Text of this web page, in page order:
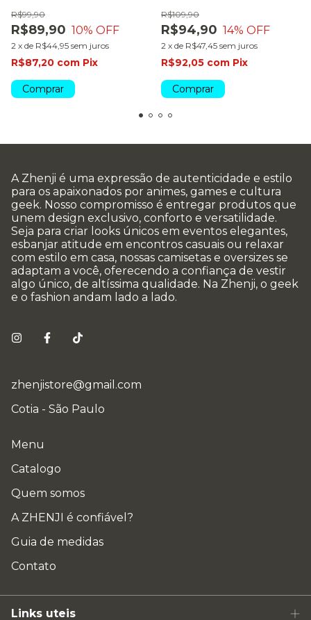
R$89,90
R$99,90
10% OFF
2 x de R$44,95 sem juros
R$87,20 com Pix
Comprar
R$94,90
R$109,90
14% OFF
2 x de R$47,45 sem juros
R$92,05 com Pix
Comprar
A Zhenji é uma expressão de autenticidade e estilo
para os apaixonados por animes, games e cultura
geek. Nosso compromisso é entregar produtos que
unem design exclusivo, conforto e versatilidade.
Seja para criar looks únicos em eventos elegantes,
esbanjar atitude em encontros casuais ou relaxar
com estilo em casa, nossas camisetas e oversizes se
adaptam a você, oferecendo a confiança de vestir
algo único, de altíssima qualidade. Na Zhenji, o geek
e o fashion andam lado a lado.
zhenjistore@gmail.com
Cotia - São Paulo
Menu
Catalogo
Quem somos
A ZHENJI é confiável?
Guia de medidas
Contato
Links uteis